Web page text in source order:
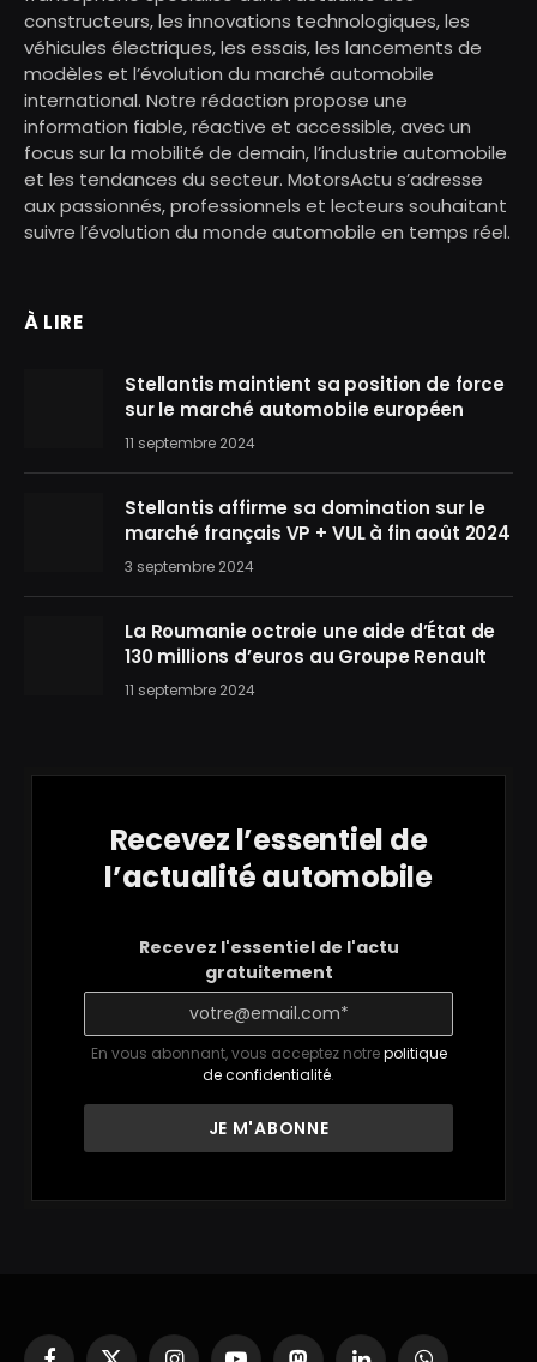
constructeurs, les innovations technologiques, les
véhicules électriques, les essais, les lancements de
modèles et l’évolution du marché automobile
international. Notre rédaction propose une
information fiable, réactive et accessible, avec un
focus sur la mobilité de demain, l’industrie automobile
et les tendances du secteur. MotorsActu s’adresse
aux passionnés, professionnels et lecteurs souhaitant
suivre l’évolution du monde automobile en temps réel.
À LIRE
Stellantis maintient sa position de force
sur le marché automobile européen
11 septembre 2024
Stellantis affirme sa domination sur le
marché français VP + VUL à fin août 2024
3 septembre 2024
La Roumanie octroie une aide d’État de
130 millions d’euros au Groupe Renault
11 septembre 2024
Recevez l’essentiel de
l’actualité automobile
Recevez l'essentiel de l'actu
gratuitement
En vous abonnant, vous acceptez notrepolitique
de confidentialité.